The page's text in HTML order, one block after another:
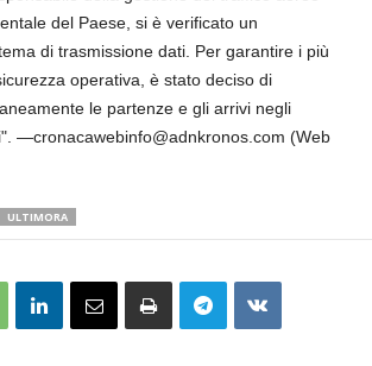
del Paese, si è verificato un
di trasmissione dati. Per garantire i più
operativa, è stato deciso di
le partenze e gli arrivi negli
—cronacawebinfo@adnkronos.com (Web
ULTIMORA